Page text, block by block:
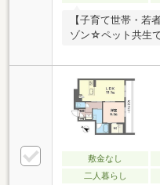
【子育て世帯・若
ゾン☆ペット共生
敷金なし
二人暮らし